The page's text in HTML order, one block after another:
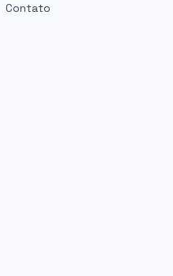
Contato